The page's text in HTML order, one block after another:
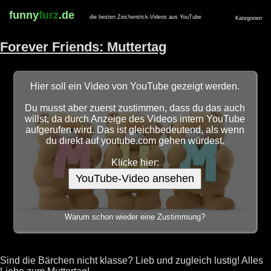
funnyfurz.de die besten Zeichentrick-Videos aus YouTube Kategorien
Forever Friends: Muttertag
Hier soll ein Video von YouTube gezeigt werden.
Du musst aber zuerst zustimmen, dass du das auch
willst, da durch Anzeige des Videos intern YouTube
aufgerufen wird. Das ist gleichbedeutend, als wenn
du direkt auf youtube.com gehen würdest.
Klicke hier:
YouTube-Video ansehen
Warum schon wieder eine Zustimmung?
Sind die Bärchen nicht klasse? Lieb und zugleich lustig! Alles